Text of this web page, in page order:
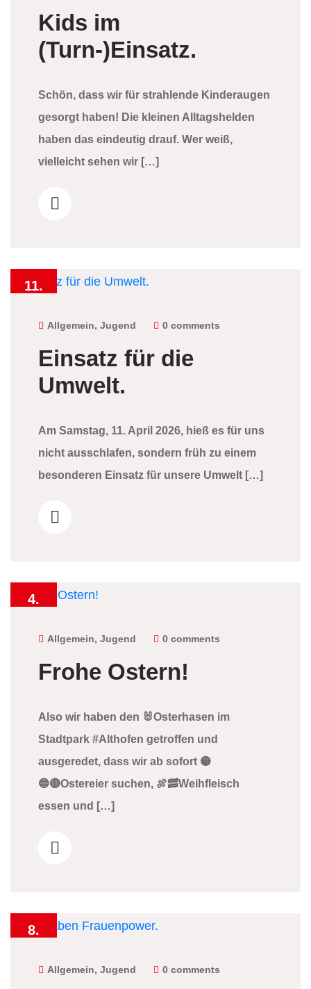
Kids im
(Turn-)Einsatz.
Schön, dass wir für strahlende Kinderaugen
gesorgt haben! Die kleinen Alltagshelden
haben das eindeutig drauf. Wer weiß,
vielleicht sehen wir […]
11.
Allgemein, Jugend 0 comments
Einsatz für die
Umwelt.
Am Samstag, 11. April 2026, hieß es für uns
nicht ausschlafen, sondern früh zu einem
besonderen Einsatz für unsere Umwelt […]
4.
Allgemein, Jugend 0 comments
Frohe Ostern!
Also wir haben den 🐰Osterhasen im
Stadtpark #Althofen getroffen und
ausgeredet, dass wir ab sofort 🟡
🔵🔴Ostereier suchen, 🍖🥓Weihfleisch
essen und […]
8.
Allgemein, Jugend 0 comments